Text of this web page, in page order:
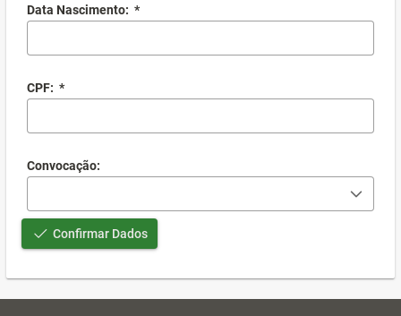
Data Nascimento: *
CPF: *
Convocação:
Confirmar Dados